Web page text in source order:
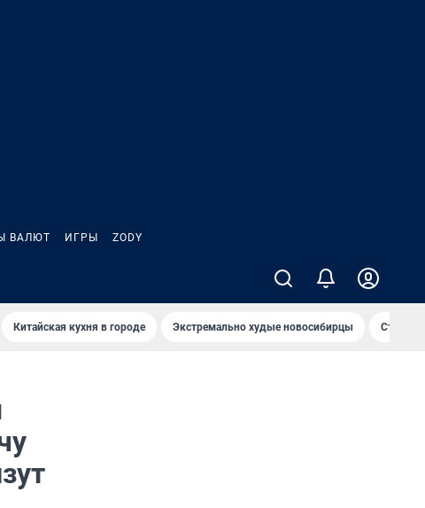
ВАЛЮТ ИГРЫ ZODY
Китайская кухня в городе Экстремально худые новосибирцы Старт